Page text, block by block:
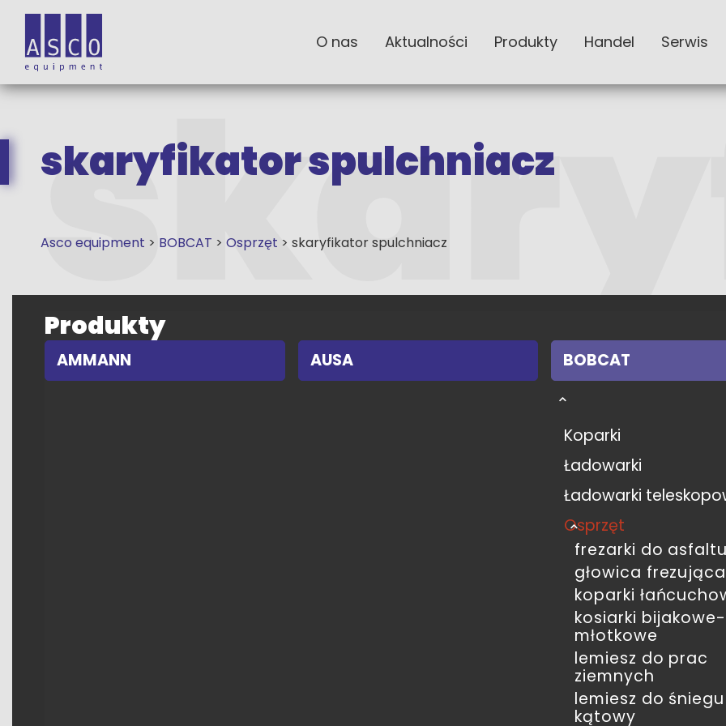
O nas Aktualności Produkty Handel Serwis
skaryfikator spulchniacz
Asco equipment > BOBCAT > Osprzęt > skaryfikator spulchniacz
Produkty
AMMANN AUSA BOBCAT
Koparki
Ładowarki
Ładowarki
Osprzęt
frezarki do asfaltu
głowica frezująca
koparki
kosiarki bijakowe-
młotkowe
lemiesz do prac
ziemnych
lemiesz do śniegu
kątowy